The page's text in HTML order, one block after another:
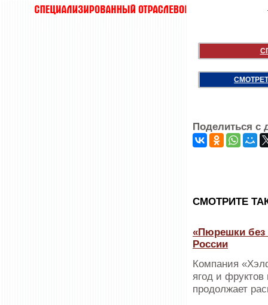
Поделиться с
CМОТРИТЕ
«Пюрешки без
России
Компания
ягод и
продолжает